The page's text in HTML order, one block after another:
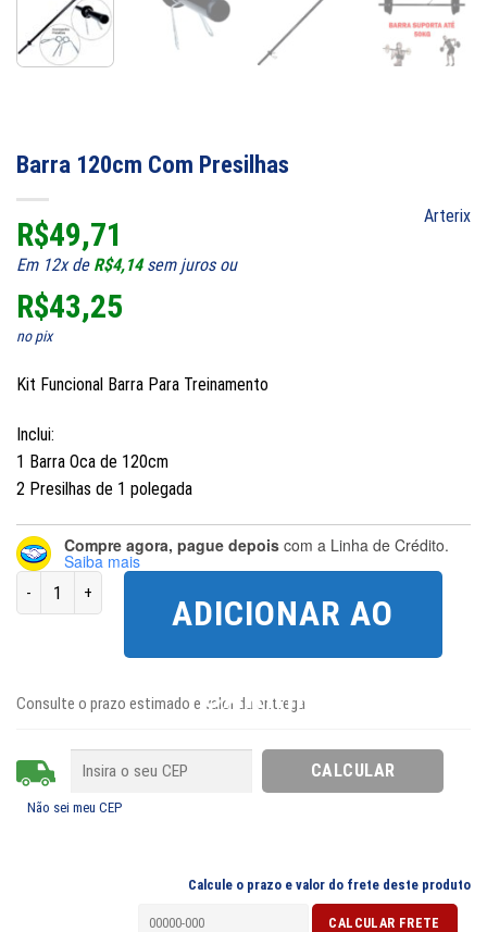
Barra 120cm Com Presilhas
Arterix
R$49,71
Em 12x de R$4,14sem juros ou
R$43,25
no pix
Kit Funcional Barra Para Treinamento
Inclui:
1 Barra Oca de 120cm
2 Presilhas de 1 polegada
Compre agora, pague depois com a Linha de Crédito.
Saiba mais
Barra 120cm Com Presilhas quantidade
ADICIONAR AO
CARRINHO
Consulte o prazo estimado e valor da entrega
Não sei meu CEP
Calcule o prazo e valor do frete deste produto